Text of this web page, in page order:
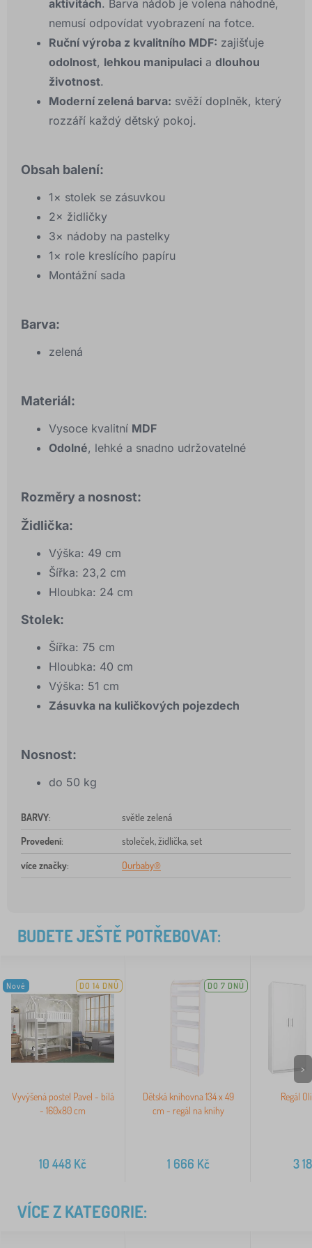
aktivitách. Barva nádob je volena náhodně,
nemusí odpovídat vyobrazení na fotce.
Ruční výroba z kvalitního MDF: zajišťuje
odolnost, lehkou manipulaci a dlouhou
životnost.
Moderní zelená barva: svěží doplněk, který
rozzáří každý dětský pokoj.
Obsah balení:
1× stolek se zásuvkou
2× židličky
3× nádoby na pastelky
1× role kreslícího papíru
Montážní sada
Barva:
zelená
Materiál:
Vysoce kvalitní MDF
Odolné, lehké a snadno udržovatelné
Rozměry a nosnost:
Židlička:
Výška: 49 cm
Šířka: 23,2 cm
Hloubka: 24 cm
Stolek:
Šířka: 75 cm
Hloubka: 40 cm
Výška: 51 cm
Zásuvka na kuličkových pojezdech
Nosnost:
do 50 kg
BARVY:
světle zelená
Provedení: stoleček, židlička, set
více značky: Ourbaby®
BUDETE JEŠTĚ POTŘEBOVAT:
Nové DO 14 DNŮ
Vyvýšená postel Pavel - bílá
- 160x80 cm
10 448 Kč
DO 7 DNŮ
Dětská knihovna 134 x 49
cm - regál na knihy
1 666 Kč
Regál
3
>
VÍCE Z KATEGORIE: